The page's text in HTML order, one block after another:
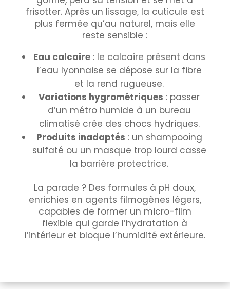
frisotter. Après un lissage, la cuticule est
plus fermée qu’au naturel, mais elle
reste sensible :
Eau calcaire: le calcaire présent dans
l’eau lyonnaise se dépose sur la fibre
et la rend rugueuse.
Variations hygrométriques : passer
d’un métro humide à un bureau
climatisé crée des chocs hydriques.
Produits inadaptés : un shampooing
sulfaté ou un masque trop lourd casse
la barrière protectrice.
La parade ? Des formules à pH doux,
enrichies en agents filmogènes légers,
capables de former un micro-film
flexible qui garde l’hydratation à
l’intérieur et bloque l’humidité extérieure.